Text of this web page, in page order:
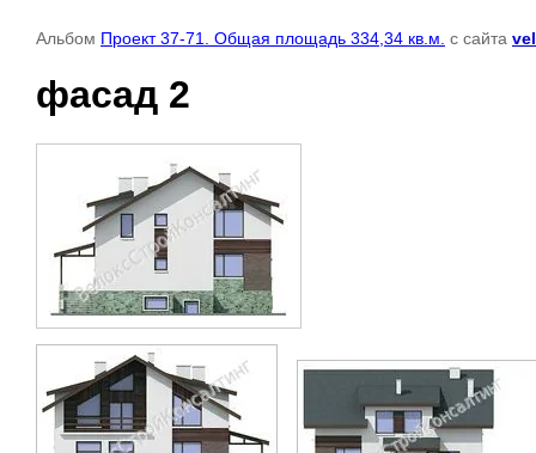
Альбом Проект 37-71. Общая площадь 334,34 кв.м. с сайта
фасад 2